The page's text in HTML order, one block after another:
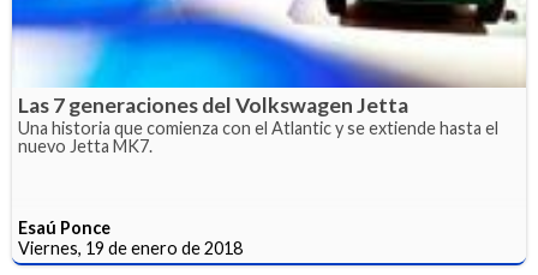
Las 7 generaciones del Volkswagen Jetta
Una historia que comienza con el Atlantic y se extiende hasta el
nuevo Jetta MK7.
Esaú Ponce
Viernes, 19 de enero de 2018